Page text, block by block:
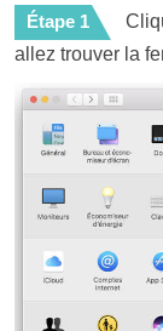
Étape 1
allez trouver la